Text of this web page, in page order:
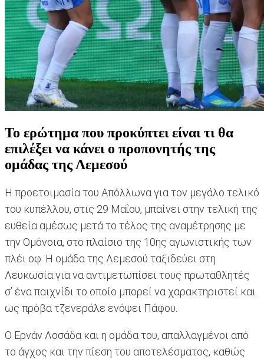
Το ερώτημα που προκύπτει είναι τι θα
επιλέξει να κάνει ο προπονητής της
ομάδας της Λεμεσού
Η προετοιμασία του Απόλλωνα για τον μεγάλο τελικό
του κυπέλλου, στις 29 Μαΐου, μπαίνει στην τελική της
ευθεία αμέσως μετά το τέλος της αναμέτρησης με
την Ομόνοια, στο πλαίσιο της 10ης αγωνιστικής των
πλέι οφ. Η ομάδα της Λεμεσού ταξιδεύει στη
Λευκωσία για να αντιμετωπίσει τους πρωταθλητές
σ’ ένα παιχνίδι το οποίο μπορεί να χαρακτηριστεί και
ως πρόβα τζενεράλε ενόψει Πάφου.
Ο Ερνάν Λοσάδα και η ομάδα του, απαλλαγμένοι από
το άγχος και την πίεση του αποτελέσματος, καθώς